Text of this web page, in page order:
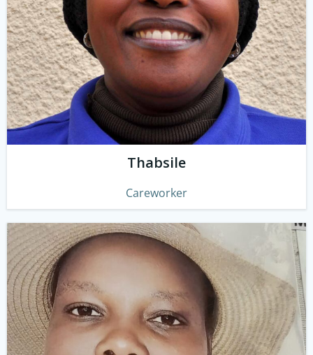
Thabsile
Careworker